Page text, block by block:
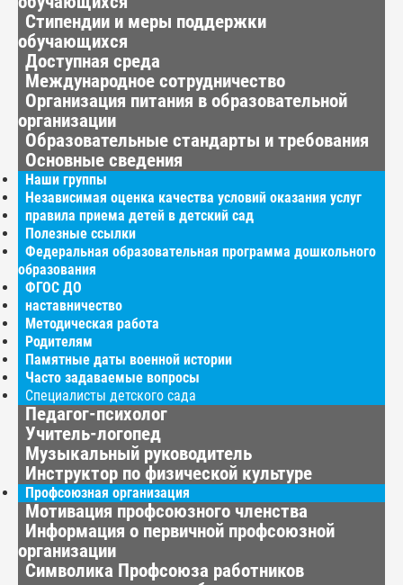
Стипендии и меры поддержки
обучающихся
Доступная среда
Международное сотрудничество
Организация питания в образовательной
организации
Образовательные стандарты и требования
Основные сведения
Наши группы
Независимая оценка качества условий оказания услуг
правила приема детей в детский сад
Полезные ссылки
Федеральная образовательная программа дошкольного
образования
ФГОС ДО
наставничество
Методическая работа
Родителям
Памятные даты военной истории
Часто задаваемые вопросы
Специалисты детского сада
Педагог-психолог
Учитель-логопед
Музыкальный руководитель
Инструктор по физической культуре
Профсоюзная организация
Мотивация профсоюзного членства
Информация о первичной профсоюзной
организации
Символика Профсоюза работников